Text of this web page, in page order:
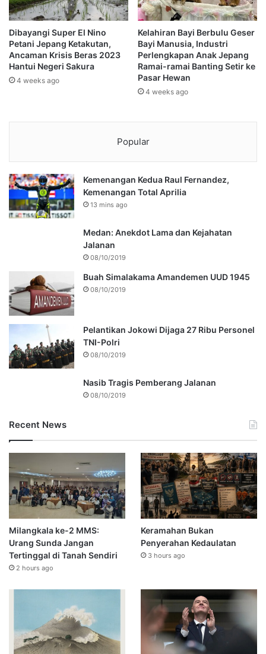
Dibayangi Super El Nino
Petani Jepang Ketakutan,
Ancaman Krisis Beras 2023
Hantui Negeri Sakura
4 weeks ago
Kelahiran Bayi Berbulu Geser
Bayi Manusia, Industri
Perlengkapan Anak Jepang
Ramai-ramai Banting Setir ke
Pasar Hewan
4 weeks ago
Popular
Kemenangan Kedua Raul Fernandez,
Kemenangan Total Aprilia
13 mins ago
Medan: Anekdot Lama dan Kejahatan
Jalanan
08/10/2019
Buah Simalakama Amandemen UUD 1945
08/10/2019
Pelantikan Jokowi Dijaga 27 Ribu Personel
TNI-Polri
08/10/2019
Nasib Tragis Pemberang Jalanan
08/10/2019
Recent News
Milangkala ke-2 MMS:
Urang Sunda Jangan
Tertinggal di Tanah Sendiri
2 hours ago
Keramahan Bukan
Penyerahan Kedaulatan
3 hours ago